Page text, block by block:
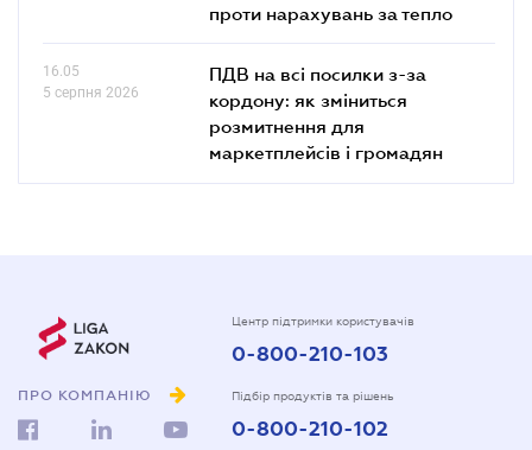
проти нарахувань за тепло
16.05
5 серпня 2026
ПДВ на всі посилки з-за
кордону: як зміниться
розмитнення для
маркетплейсів і громадян
ПРО КОМПАНІЮ
Центр підтримки користувачів
0-800-210-103
Підбір продуктів та рішень
0-800-210-102